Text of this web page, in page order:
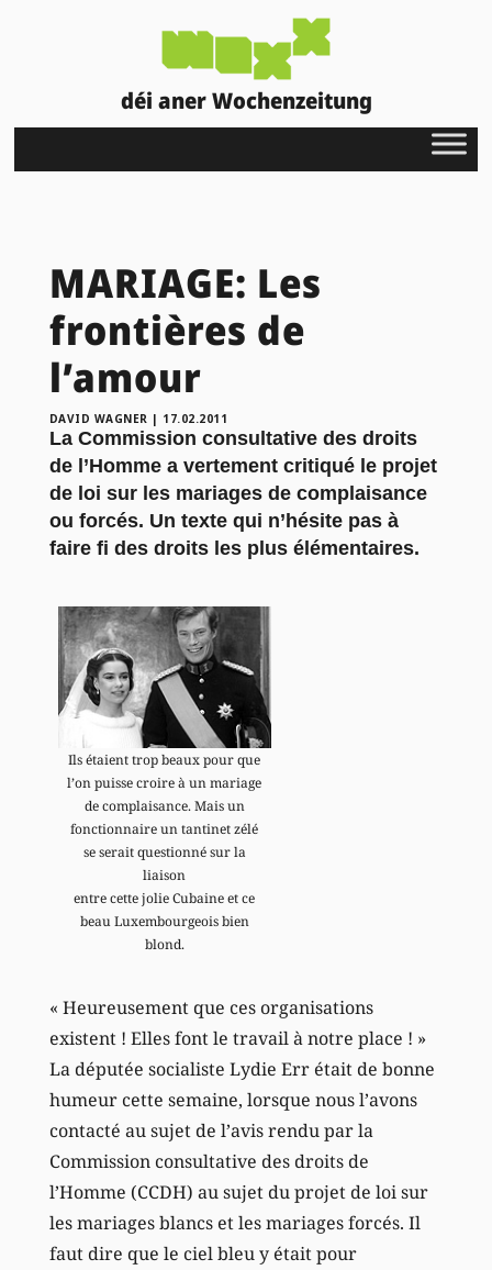
déi aner Wochenzeitung
MARIAGE: Les
frontières de
l’amour
DAVID WAGNER | 17.02.2011
La Commission consultative des droits
de l’Homme a vertement critiqué le projet
de loi sur les mariages de complaisance
ou forcés. Un texte qui n’hésite pas à
faire fi des droits les plus élémentaires.
Ils étaient trop beaux pour que
l’on puisse croire à un mariage
de complaisance. Mais un
fonctionnaire un tantinet zélé
se serait questionné sur la
liaison
entre cette jolie Cubaine et ce
beau Luxembourgeois bien
blond.
« Heureusement que ces organisations
existent ! Elles font le travail à notre place ! »
La députée socialiste Lydie Err était de bonne
humeur cette semaine, lorsque nous l’avons
contacté au sujet de l’avis rendu par la
Commission consultative des droits de
l’Homme (CCDH) au sujet du projet de loi sur
les mariages blancs et les mariages forcés. Il
faut dire que le ciel bleu y était pour